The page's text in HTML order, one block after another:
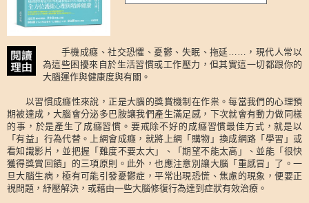
手機成癮、社交恐懼、憂鬱、失眠、拖延……，現代人常以
為這些困擾來自於生活習慣或工作壓力，但其實這一切都跟你的
大腦運作與健康度與有關。
以習慣成癮性來說，正是大腦的獎賞機制在作祟。每當我們的心理預
期被達成，大腦會分泌多巴胺讓我們產生滿足感，下次就會有動力做同樣
的事，於是產生了成癮習慣。要戒除不好的成癮習慣最佳方式，就是以
「有益」行為代替。上網會成癮，就將上網「購物」換成網路「學習」或
看知識影片，並把握「難度不要太大」、「期望不能太高」、並能「很快
獲得獎賞回饋」的三項原則。此外，也應注意別讓大腦「重感冒」了。一
旦大腦生病，極有可能引發憂鬱症，平常出現恐慌、焦慮的現象，便要正
視問題，紓壓解決，或藉由一些大腦修復行為達到症狀有效治療。